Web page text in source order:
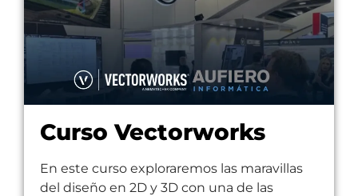
Curso Vectorworks
En este curso exploraremos las maravillas
del diseño en 2D y 3D con una de las